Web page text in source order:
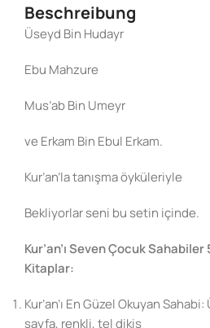
Beschreibung
Üseyd Bin Hudayr
Ebu Mahzure
Mus’ab Bin Umeyr
ve Erkam Bin Ebul Erkam.
Kur’an’la tanışma öyküleriyle
Bekliyorlar seni bu setin içinde.
Kur’an’ı Seven Çocuk Sahabiler
Kitaplar:
Kur’an’ı En Güzel Okuyan
sayfa, renkli, tel dikiş